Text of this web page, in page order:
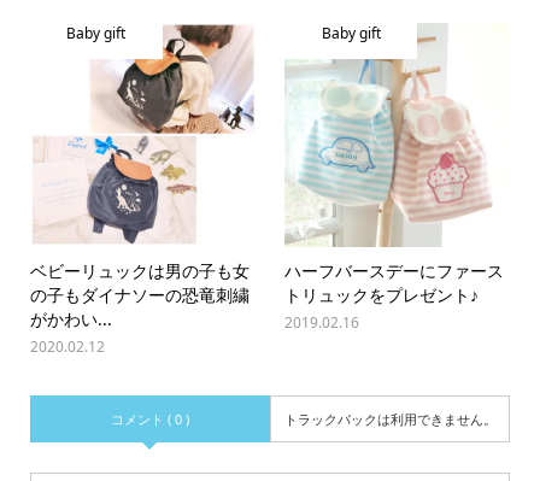
Baby gift
ベビーリュックは男の子も女
の子もダイナソーの恐竜刺繍
がかわい...
2020.02.12
Baby gift
ハーフバースデーにファース
トリュックをプレゼント♪
2019.02.16
コメント ( 0 ) トラックバックは利用できません。